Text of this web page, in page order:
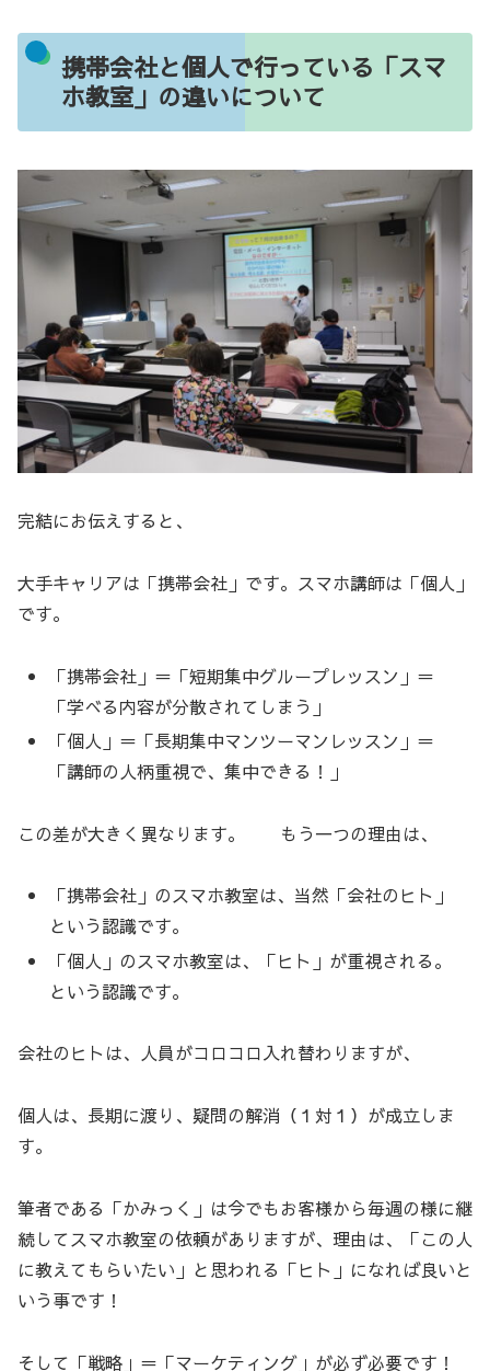
携帯会社と個人で行っている「スマ
ホ教室」の違いについて
完結にお伝えすると、
大手キャリアは「携帯会社」です。スマホ講師は「個人」
です。
「携帯会社」＝「短期集中グループレッスン」＝
「学べる内容が分散されてしまう」
「個人」＝「長期集中マンツーマンレッスン」＝
「講師の人柄重視で、集中できる！」
この差が大きく異なります。 もう一つの理由は、
「携帯会社」のスマホ教室は、当然「会社のヒト」
という認識です。
「個人」のスマホ教室は、「ヒト」が重視される。
という認識です。
会社のヒトは、人員がコロコロ入れ替わりますが、
個人は、長期に渡り、疑問の解消（１対１）が成立しま
す。
筆者である「かみっく」は今でもお客様から毎週の様に継
続してスマホ教室の依頼がありますが、理由は、「この人
に教えてもらいたい」と思われる「ヒト」になれば良いと
いう事です！
そして「戦略」＝「マーケティング」が必ず必要です！